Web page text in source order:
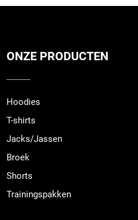
ONZE PRODUCTEN
Hoodies
T-shirts
Jacks/Jassen
Broek
Shorts
Trainingspakken